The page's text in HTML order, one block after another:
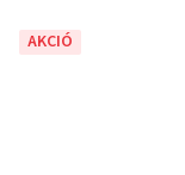
AKCIÓ